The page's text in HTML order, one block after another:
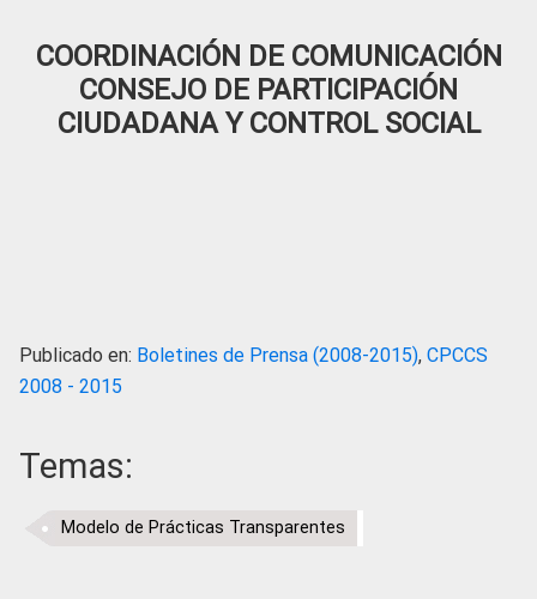
COORDINACIÓN DE COMUNICACIÓN
CONSEJO DE PARTICIPACIÓN
CIUDADANA Y CONTROL SOCIAL
Publicado en: Boletines de Prensa (2008-2015), CPCCS
2008 - 2015
Temas:
Modelo de Prácticas Transparentes